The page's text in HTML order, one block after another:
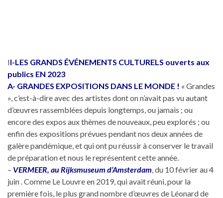
II-LES GRANDS ÉVÉNEMENTS CULTURELS ouverts aux
publics EN 2023
A- GRANDES EXPOSITIONS DANS LE MONDE ! « Grandes
», c’est-à-dire avec des artistes dont on n’avait pas vu autant
d’œuvres rassemblées depuis longtemps, ou jamais ; ou
encore des expos aux thèmes de nouveaux, peu explorés ; ou
enfin des expositions prévues pendant nos deux années de
galère pandémique, et qui ont pu réussir à conserver le travail
de préparation et nous le représentent cette année.
– VERMEER, au Rijksmuseum d’Amsterdam, du 10 février au 4
juin . Comme Le Louvre en 2019, qui avait réuni, pour la
première fois, le plus grand nombre d’œuvres de Léonard de